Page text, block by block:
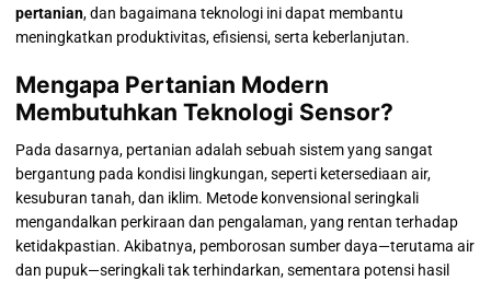
pertanian, dan bagaimana teknologi ini dapat membantu
meningkatkan produktivitas, efisiensi, serta keberlanjutan.
Mengapa Pertanian Modern
Membutuhkan Teknologi Sensor?
Pada dasarnya, pertanian adalah sebuah sistem yang sangat
bergantung pada kondisi lingkungan, seperti ketersediaan air,
kesuburan tanah, dan iklim. Metode konvensional seringkali
mengandalkan perkiraan dan pengalaman, yang rentan terhadap
ketidakpastian. Akibatnya, pemborosan sumber daya—terutama air
dan pupuk—seringkali tak terhindarkan, sementara potensi hasil